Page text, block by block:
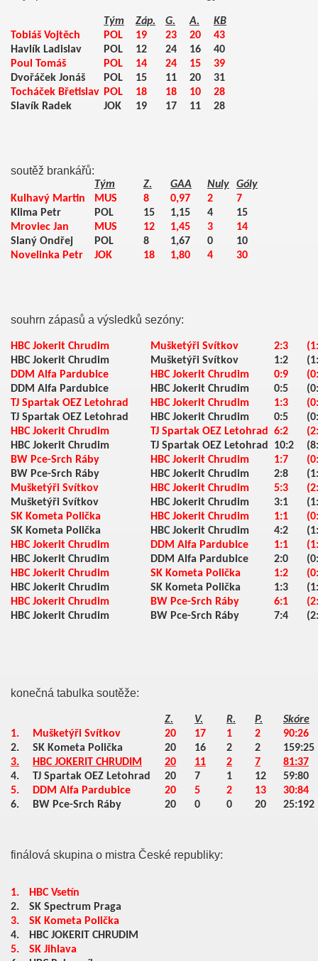
Tým Záp. G. A.
KB
Tobiáš Vojtěch
POL 19 23 20
43
Havlík Ladislav
POL 12 24 16
40
Poul Tomáš
POL 14 24 15
39
Dvořáček Jonáš
POL 15 11 20
31
Tocháček Břetislav POL 18 18 10
28
Slavík Radek
JOK 19 17 11 28
soutěž brankářů:
Tým Z. GAA Nuly
Góly
Kulhavý Martin
MUS 8 0,97 2
7
Klima Petr
POL 15 1,15 4
15
Mroviec Jan
MUS 12 1,45 3
14
Slaný Ondřej
POL 8 1,67 0
10
Novelinka Petr
JOK 18 1,80 4 30
souhrn zápasů a výsledků sezóny:
HBC Jokerit Chrudim Mušketýři Svítkov 2:3
HBC Jokerit Chrudim
Mušketýři Svítkov 1:2
DDM Alfa Pardubice
HBC Jokerit Chrudim 0:9
DDM Alfa Pardubice
HBC Jokerit Chrudim 0:5
TJ Spartak OEZ Letohrad
HBC Jokerit Chrudim 1:3
TJ Spartak OEZ Letohrad
HBC Jokerit Chrudim 0:5
HBC Jokerit Chrudim
TJ Spartak OEZ Letohrad 6:2
HBC Jokerit Chrudim
TJ Spartak OEZ Letohrad 10:2
BW Pce-Srch Ráby
HBC Jokerit Chrudim 1:7
BW Pce-Srch Ráby
HBC Jokerit Chrudim 2:8
Mušketýři Svítkov
HBC Jokerit Chrudim 5:3
Mušketýři Svítkov
HBC Jokerit Chrudim 3:1
SK Kometa Polička
HBC Jokerit Chrudim 1:1
SK Kometa Polička
HBC Jokerit Chrudim 4:2
HBC Jokerit Chrudim
DDM Alfa Pardubice 1:1
HBC Jokerit Chrudim
DDM Alfa Pardubice 2:0
HBC Jokerit Chrudim
SK Kometa Polička 1:2
HBC Jokerit Chrudim
SK Kometa Polička 1:3
HBC Jokerit Chrudim
BW Pce-Srch Ráby 6:1
HBC Jokerit Chrudim
BW Pce-Srch Ráby 7:4
konečná tabulka soutěže:
Z. V. R. P.
Skóre
1.
Mušketýři Svítkov 20 17 1 2
90:26
2.
SK Kometa Polička 20 16 2 2
159:25
3.
HBC JOKERIT CHRUDIM 20 11 2 7
81:37
4.
TJ Spartak OEZ Letohrad 20 7 1 12
59:80
5.
DDM Alfa Pardubice 20 5 2 13
30:84
6.
BW Pce-Srch Ráby 20 0 0 20 25:192
finálová skupina o mistra České republiky:
1.
HBC Vsetín
2.
SK Spectrum Praga
3.
SK Kometa Polička
4.
HBC JOKERIT CHRUDIM
5.
SK Jihlava